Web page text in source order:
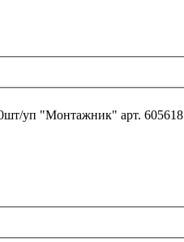
уп "Монтажник" арт. 605618